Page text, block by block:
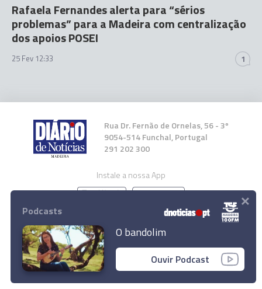
Rafaela Fernandes alerta para “sérios
problemas” para a Madeira com centralização
dos apoios POSEI
25 Fev 12:33 1
Rua Dr. Fernão de Ornelas, 56 - 3º
9054-514 Funchal, Portugal
291 202 300
Instale a nossa App
© 2026 Empresa Diário de Notícias, Lda.
Todos os direitos reservados.
Podcasts
O bandolim
Ouvir Podcast
×